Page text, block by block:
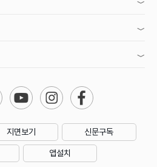
지면보기 신문구독
앱설치